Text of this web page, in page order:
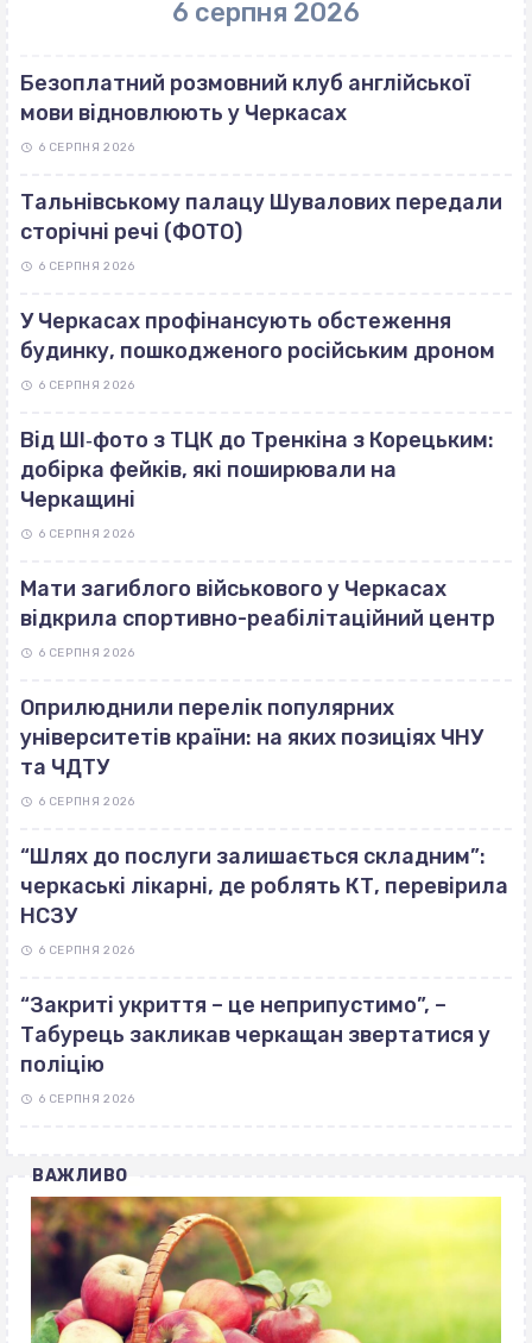
6 серпня 2026
Безоплатний розмовний клуб англійської
мови відновлюють у Черкасах
6 СЕРПНЯ 2026
Тальнівському палацу Шувалових передали
сторічні речі (ФОТО)
6 СЕРПНЯ 2026
У Черкасах профінансують обстеження
будинку, пошкодженого російським дроном
6 СЕРПНЯ 2026
Від ШІ‐фото з ТЦК до Тренкіна з Корецьким:
добірка фейків, які поширювали на
Черкащині
6 СЕРПНЯ 2026
Мати загиблого військового у Черкасах
відкрила спортивно-реабілітаційний центр
6 СЕРПНЯ 2026
Оприлюднили перелік популярних
університетів країни: на яких позиціях ЧНУ
та ЧДТУ
6 СЕРПНЯ 2026
“Шлях до послуги залишається складним”:
черкаські лікарні, де роблять КТ, перевірила
НСЗУ
6 СЕРПНЯ 2026
“Закриті укриття – це неприпустимо”, –
Табурець закликав черкащан звертатися у
поліцію
6 СЕРПНЯ 2026
ВАЖЛИВО